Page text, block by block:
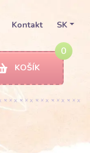
Kontakt SK
0
KOŠÍK